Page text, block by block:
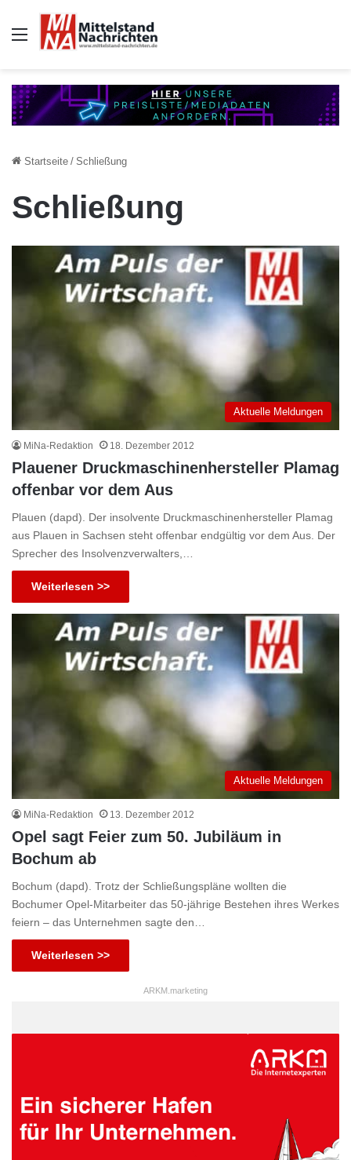
Auswahl
Startseite / Schließung
Schließung
Aktuelle Meldungen
MiNa-Redaktion 18. Dezember 2012
Plauener Druckmaschinenhersteller Plamag
offenbar vor dem Aus
Plauen (dapd). Der insolvente Druckmaschinenhersteller Plamag
aus Plauen in Sachsen steht offenbar endgültig vor dem Aus. Der
Sprecher des Insolvenzverwalters,…
Weiterlesen >>
Aktuelle Meldungen
MiNa-Redaktion 13. Dezember 2012
Opel sagt Feier zum 50. Jubiläum in
Bochum ab
Bochum (dapd). Trotz der Schließungspläne wollten die
Bochumer Opel-Mitarbeiter das 50-jährige Bestehen ihres Werkes
feiern – das Unternehmen sagte den…
Weiterlesen >>
ARKM.marketing